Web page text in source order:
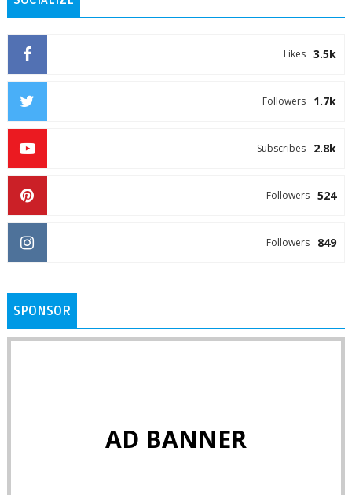
3.5k
Likes
1.7k
Followers
2.8k
Subscribes
524
Followers
849
Followers
SPONSOR
AD BANNER